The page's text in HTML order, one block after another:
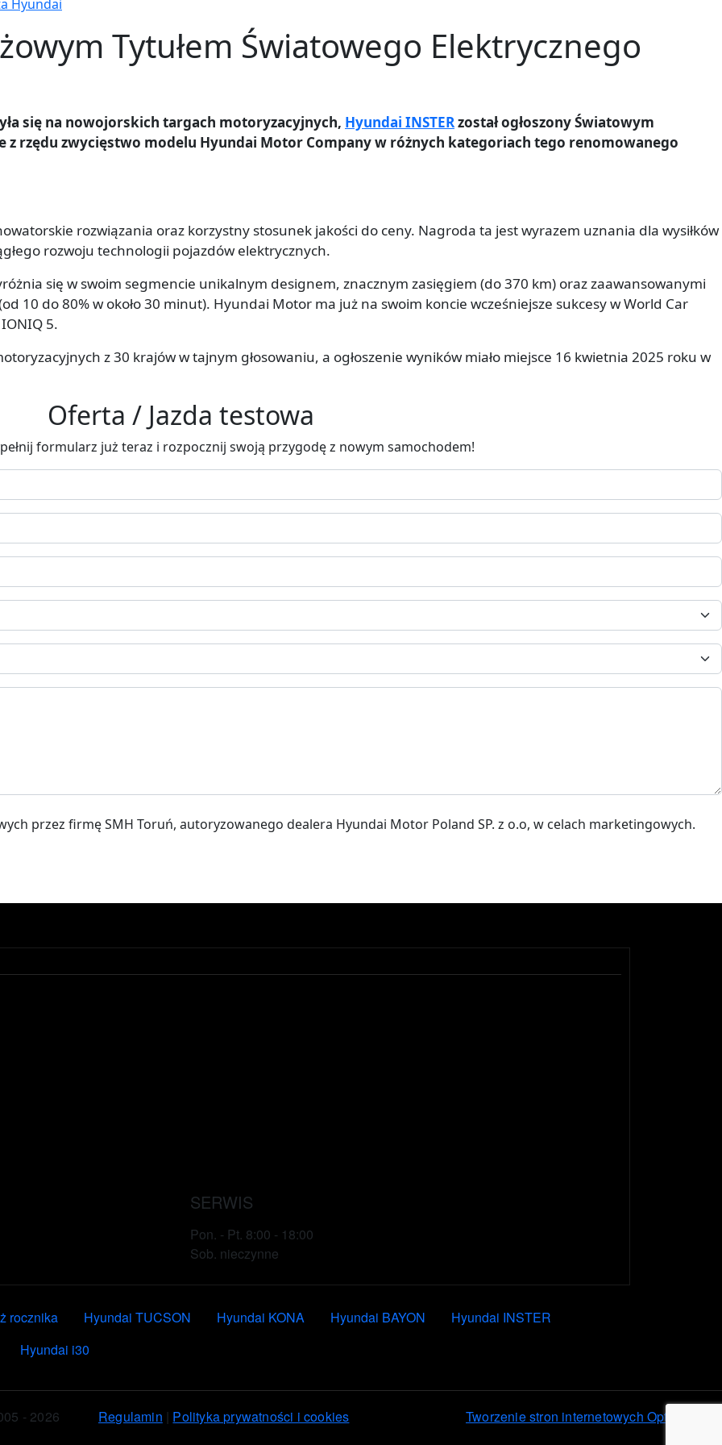
Hyundai
Tytułem Światowego Elektrycznego
się na nowojorskich targach motoryzacyjnych, Hyundai INSTERzostał ogłoszony Światowym
z rzędu zwycięstwo modelu Hyundai Motor Company w różnych kategoriach tego renomowanego
rozwiązania oraz korzystny stosunek jakości do ceny. Nagroda ta jest wyrazem uznania dla wysiłków
rozwoju technologii pojazdów elektrycznych.
się w swoim segmencie unikalnym designem, znacznym zasięgiem (do 370 km) oraz zaawansowanymi
10 do 80% w około 30 minut). Hyundai Motor ma już na swoim koncie wcześniejsze sukcesy w World Car
5.
z 30 krajów w tajnym głosowaniu, a ogłoszenie wyników miało miejsce 16 kwietnia 2025 roku w
Oferta / Jazda testowa
formularz już teraz i rozpocznij swoją przygodę z nowym samochodem!
Wyrażam zgodę na przetwarzanie moich danych osobowych przez firmę SMH Toruń, autoryzowanego dealera Hyundai Motor Poland SP. z o.o, w celach marketingowych.
SERWIS
Pon. - Pt. 8:00 - 18:00
Sob. nieczynne
rocznika Hyundai TUCSON Hyundai KONA Hyundai BAYON
Hyundai INSTER
Hyundai i30
- 2026 Regulamin | Polityka prywatności i cookies Tworzenie stron internetowych Optima IT